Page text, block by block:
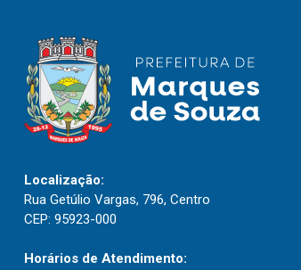
Localização:
Rua Getúlio Vargas, 796, Centro
CEP: 95923-000
Horários de Atendimento: